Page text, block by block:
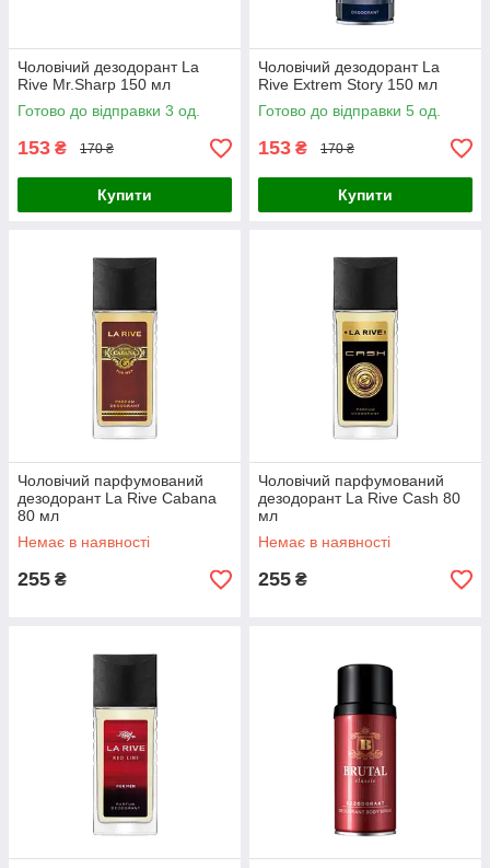
Чоловічий дезодорант La
Rive Mr.Sharp 150 мл
Готово до відправки 3 од.
153 ₴ 170 ₴
Купити
Чоловічий дезодорант La
Rive Extrem Story 150 мл
Готово до відправки 5 од.
153 ₴ 170 ₴
Купити
Чоловічий парфумований
дезодорант La Rive Cabana
80 мл
Немає в наявності
255 ₴
Чоловічий парфумований
дезодорант La Rive Cash 80
мл
Немає в наявності
255 ₴